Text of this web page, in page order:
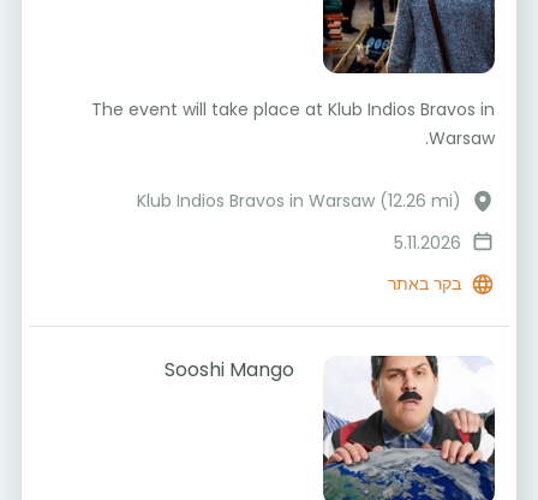
The event will take place at Klub Indios Bravos in
Warsaw.
Klub Indios Bravos in Warsaw (12.26 mi)
5.11.2026
בקר באתר
Sooshi Mango